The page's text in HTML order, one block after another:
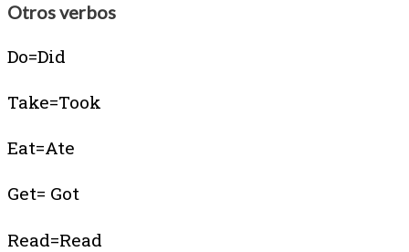
Otros verbos
Do=Did
Take=Took
Eat=Ate
Get= Got
Read=Read